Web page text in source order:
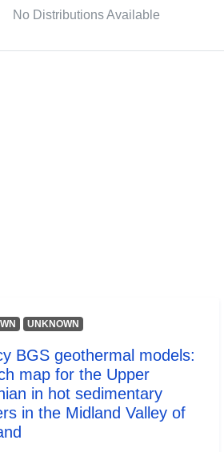
No Distributions Available
UNKNOWN
BGS geothermal models:
map for the Upper
in hot sedimentary
in the Midland Valley of